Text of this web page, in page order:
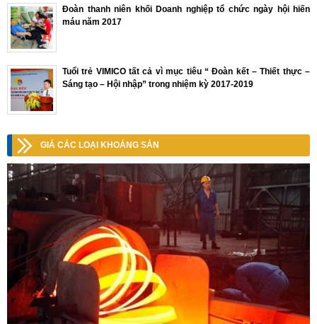
Đoàn thanh niên khối Doanh nghiệp tổ chức ngày hội hiến
máu năm 2017
Tuổi trẻ VIMICO tất cả vì mục tiêu “ Đoàn kết – Thiết thực –
Sáng tạo – Hội nhập” trong nhiệm kỳ 2017-2019
GIÁ CÁC LOẠI KHOÁNG SẢN